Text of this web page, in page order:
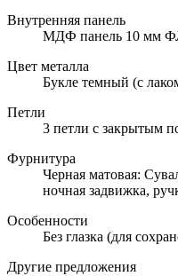
Внутренняя панель
МДФ панель 10 мм
Цвет металла
Букле темный (с
Петли
3 петли с закрытым
Фурнитура
Черная матовая:
ночная задвижка,
Особенности
Без глазка (для
Другие предложения